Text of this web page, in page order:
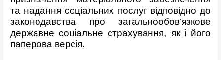
та надання соціальних послуг відповідно до
законодавства про загальнообов’язкове
державне соціальне страхування, як і його
паперова версія.